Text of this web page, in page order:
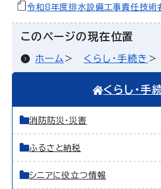
令和8年度排水設備工事責任技術
このページの現在位置
ホーム くらし・手続き
くらし・手
消防防災・災害
ふるさと納税
シニアに役立つ情報